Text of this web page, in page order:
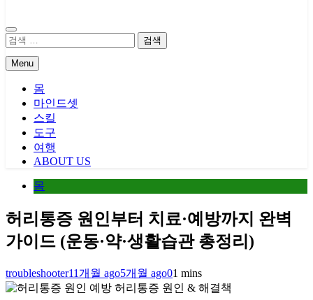
검
Menu
몸
마인드셋
스킬
도구
여행
ABOUT US
몸
허리통증 원인부터 치료·예방까지 완벽
가이드 (운동·약·생활습관 총정리)
troubleshooter11개월 ago5개월 ago01 mins
허리통증 원인 & 해결책